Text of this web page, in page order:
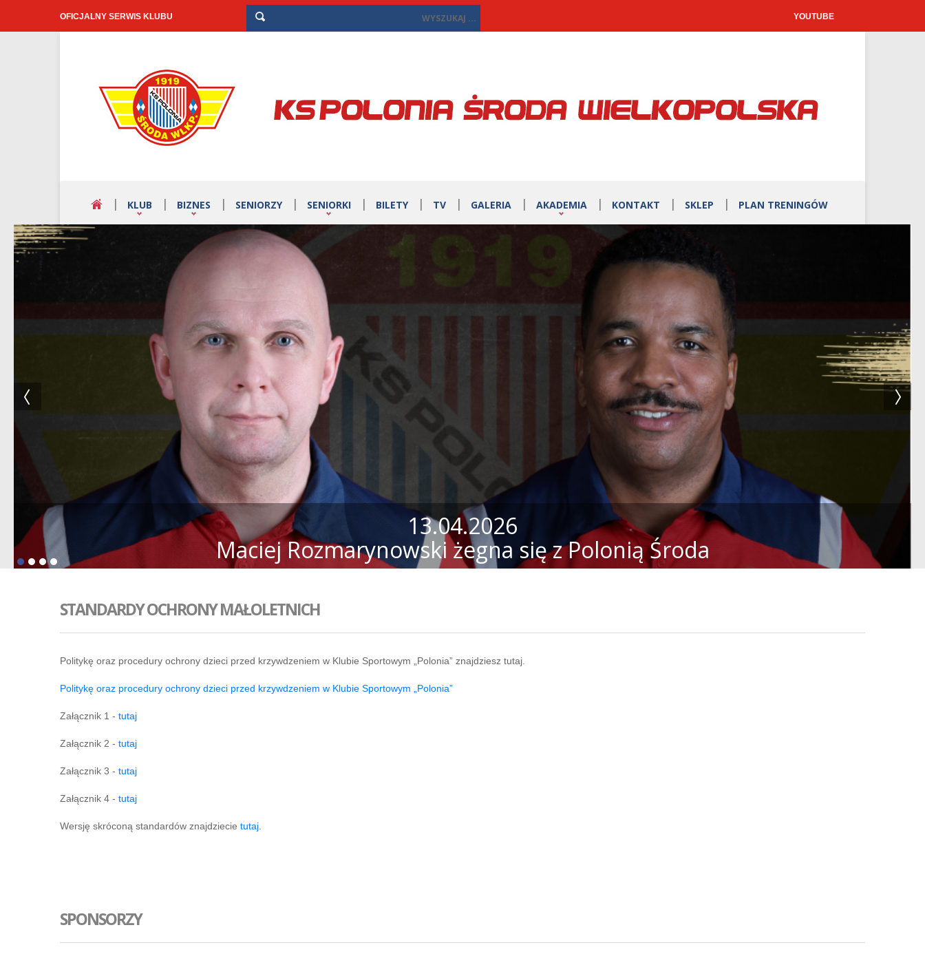
OFICJALNY SERWIS KLUBU YOUTUBE
KLUB BIZNES SENIORZY SENIORKI BILETY TV GALERIA AKADEMIA KONTAKT SKLEP PLAN TRENINGÓW
13.04.2026
Maciej Rozmarynowski żegna się z Polonią Środa
STANDARDY OCHRONY MAŁOLETNICH
Politykę oraz procedury ochrony dzieci przed krzywdzeniem w Klubie Sportowym „Polonia” znajdziesz tutaj.
Politykę oraz procedury ochrony dzieci przed krzywdzeniem w Klubie Sportowym „Polonia”
Załącznik 1 - tutaj
Załącznik 2 - tutaj
Załącznik 3 - tutaj
Załącznik 4 - tutaj
Wersję skróconą standardów znajdziecie tutaj.
SPONSORZY